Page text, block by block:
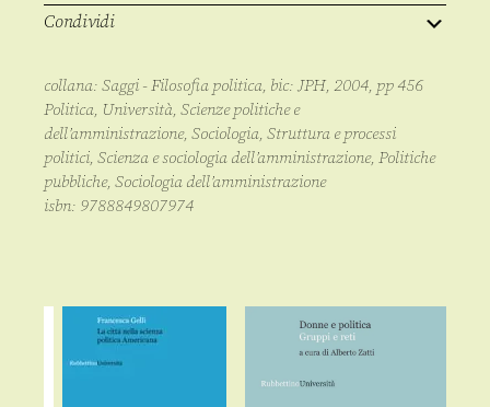
Condividi
collana: Saggi - Filosofia politica, bic: JPH, 2004, pp 456
Politica, Università, Scienze politiche e
dell’amministrazione, Sociologia, Struttura e processi
politici, Scienza e sociologia dell’amministrazione, Politiche
pubbliche, Sociologia dell’amministrazione
isbn: 9788849807974